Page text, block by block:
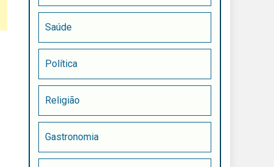
Saúde
Política
Religião
Gastronomia